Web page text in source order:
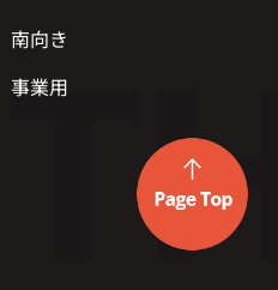
南向き
事業用